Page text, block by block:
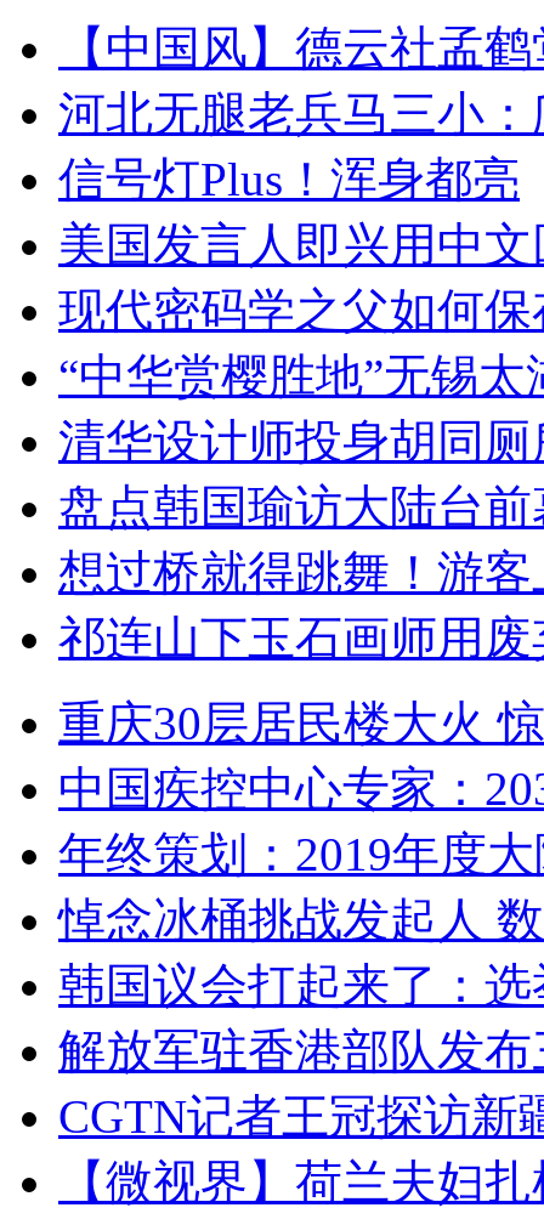
【中国风】德云社孟
河北无腿老兵马三小
信号灯Plus！浑身都亮
美国发言人即兴用中
现代密码学之父如何
“中华赏樱胜地”无锡
清华设计师投身胡同
盘点韩国瑜访大陆台
想过桥就得跳舞！游客
祁连山下玉石画师用
重庆30层居民楼大火
中国疾控中心专家：
年终策划：2019年度
悼念冰桶挑战发起人
韩国议会打起来了：
解放军驻香港部队发
CGTN记者王冠探访新
【微视界】荷兰夫妇